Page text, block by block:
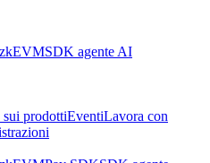
SDK agente AI
prodottiEventiLavora con